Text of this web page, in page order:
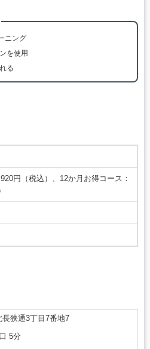
ニング
を使用
る
円（税込）、12か月お得コース：
狭通3丁目7番地7
5分